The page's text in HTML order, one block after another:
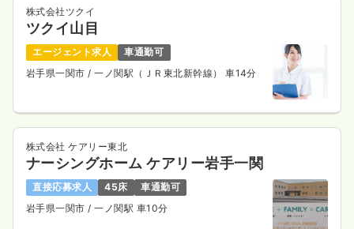
気になる
一般＋療養
日勤のみ（常勤）
給与 20.1〜26.6 万円/月 賞与2.5ヶ月
※一例
時間 8:30～17:00
月給26万円以上可
株式会社ツクイ
ツクイ山目
エージェント求人
車通勤可
岩手県一関市 / 一ノ関駅（ＪＲ東北新幹線） 車14分
株式会社 ケアリー東北
ナーシングホーム ケアリー岩手一関
直接応募求人 45床
車通勤可
岩手県一関市 / 一ノ関駅 車10分